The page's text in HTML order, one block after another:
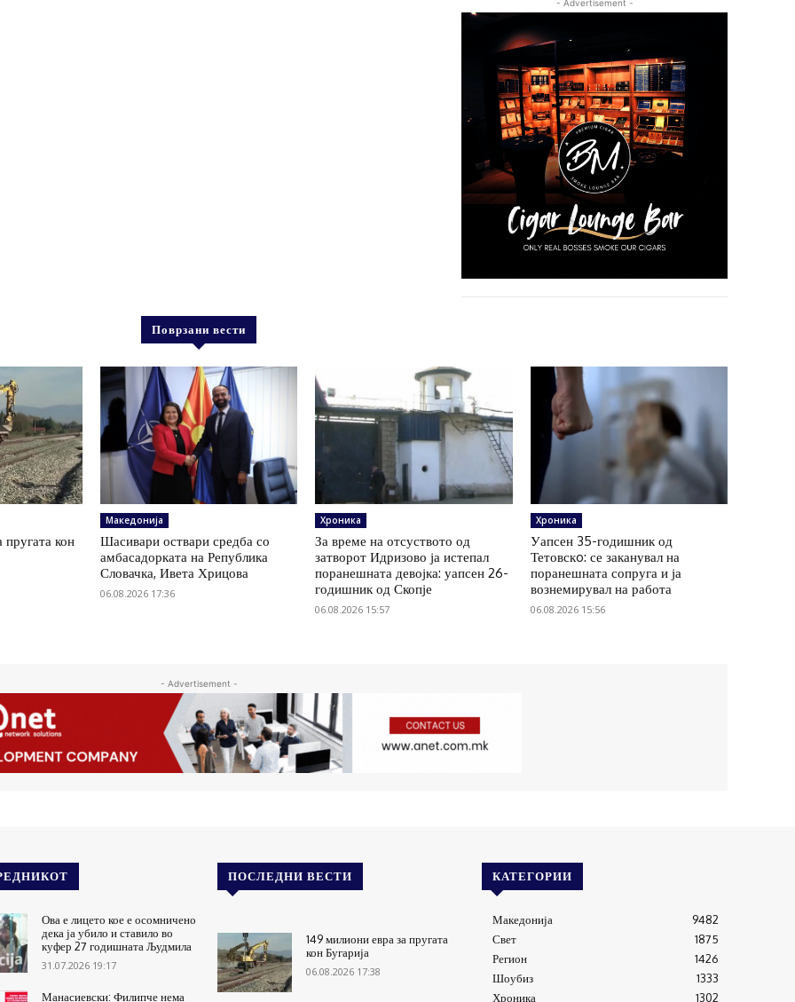
- Advertisement -
Поврзани вести
пругата кон
Македонија
Шасивари оствари средба со
амбасадорката на Република
Словачка, Ивета Хрицова
06.08.2026 17:36
Хроника
За време на отсуството од
затворот Идризово ја истепал
поранешната девојка: уапсен 26-
годишник од Скопје
06.08.2026 15:57
Хроника
Уапсен 35-годишник од
Тетовскo: се заканувал на
поранешната сопруга и ја
вознемирувал на работа
06.08.2026 15:56
- Advertisement -
Ова е лицето кое е осомничено
дека ја убило и ставило во
куфер 27 годишната Људмила
31.07.2026 19:17
Манасиевски: Филипче нема
ПОСЛЕДНИ ВЕСТИ
149 милиони евра за пругата
кон Бугарија
06.08.2026 17:38
КАТЕГОРИИ
Македонија
9482
Свет
1875
Регион
1426
Шоубиз
1333
Хроника
1302